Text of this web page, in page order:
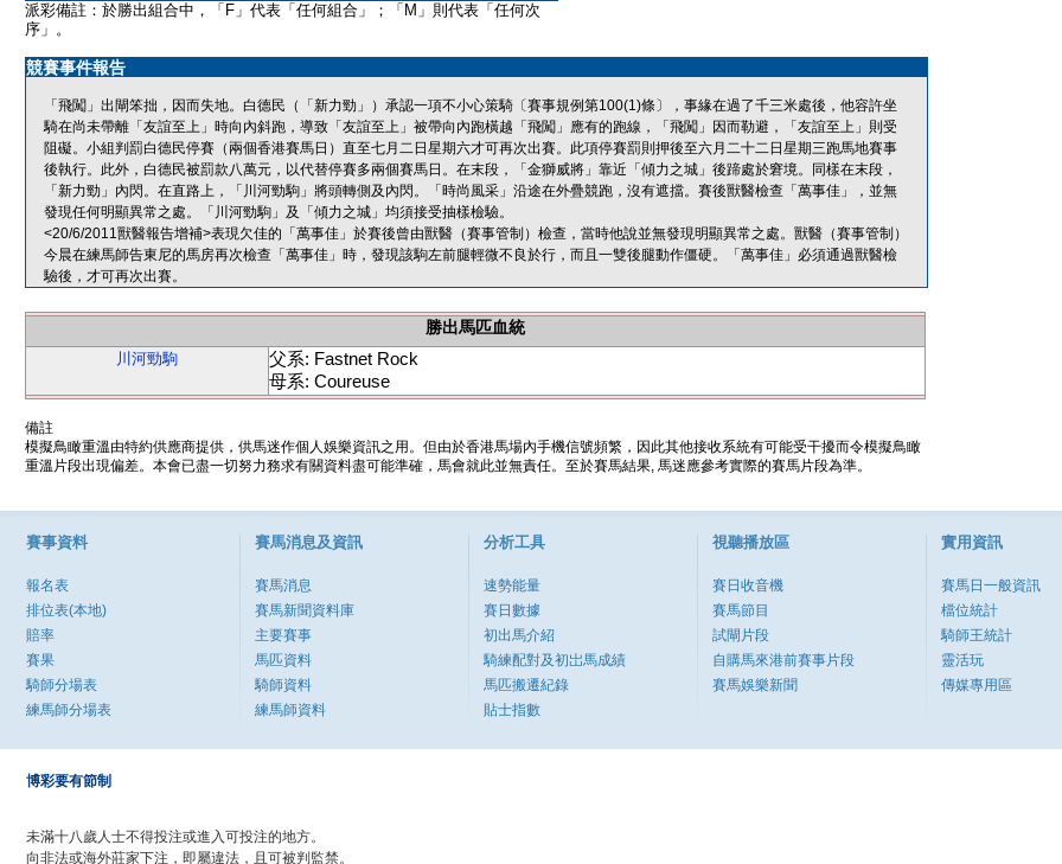
派彩備註：於勝出組合中，「F」代表「任何組合」；「M」則代表「任何次
序」。
競賽事件報告
「飛闖」出閘笨拙，因而失地。白德民（「新力勁」）承認一項不小心策騎〔賽事規例第100(1)條〕，事緣在過了千三米處後，他容許坐
騎在尚未帶離「友誼至上」時向內斜跑，導致「友誼至上」被帶向內跑橫越「飛闖」應有的跑線，「飛闖」因而勒避，「友誼至上」則受
阻礙。小組判罰白德民停賽（兩個香港賽馬日）直至七月二日星期六才可再次出賽。此項停賽罰則押後至六月二十二日星期三跑馬地賽事
後執行。此外，白德民被罰款八萬元，以代替停賽多兩個賽馬日。在末段，「金獅威將」靠近「傾力之城」後蹄處於窘境。同樣在末段，
「新力勁」內閃。在直路上，「川河勁駒」將頭轉側及內閃。「時尚風采」沿途在外疊競跑，沒有遮擋。賽後獸醫檢查「萬事佳」，並無
發現任何明顯異常之處。「川河勁駒」及「傾力之城」均須接受抽樣檢驗。
<20/6/2011獸醫報告增補>表現欠佳的「萬事佳」於賽後曾由獸醫（賽事管制）檢查，當時他說並無發現明顯異常之處。獸醫（賽事管制）
今晨在練馬師告東尼的馬房再次檢查「萬事佳」時，發現該駒左前腿輕微不良於行，而且一雙後腿動作僵硬。「萬事佳」必須通過獸醫檢
驗後，才可再次出賽。
勝出馬匹血統
川河勁駒
父系: Fastnet Rock
母系: Coureuse
備註
模擬鳥瞰重溫由特約供應商提供，供馬迷作個人娛樂資訊之用。但由於香港馬場內手機信號頻繁，因此其他接收系統有可能受干擾而令模擬鳥瞰
重溫片段出現偏差。本會已盡一切努力務求有關資料盡可能準確，馬會就此並無責任。至於賽馬結果, 馬迷應參考實際的賽馬片段為準。
賽事資料
報名表
排位表(本地)
賠率
賽果
騎師分場表
練馬師分場表
賽馬消息及資訊
賽馬消息
賽馬新聞資料庫
主要賽事
馬匹資料
騎師資料
練馬師資料
分析工具
速勢能量
賽日數據
初出馬介紹
騎練配對及初岀馬成績
馬匹搬遷紀錄
貼士指數
視聽播放區
賽日收音機
賽馬節目
試閘片段
自購馬來港前賽事片段
賽馬娛樂新聞
實用資訊
賽馬日一般資訊
檔位統計
騎師王統計
靈活玩
傳媒專用區
博彩要有節制
未滿十八歲人士不得投注或進入可投注的地方。
向非法或海外莊家下注，即屬違法，且可被判監禁。